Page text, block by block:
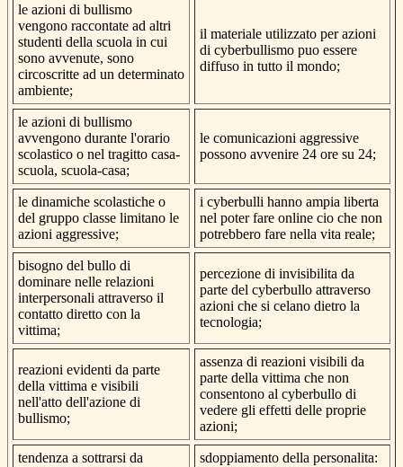
le azioni di bullismo
vengono raccontate ad altri
studenti della scuola in cui
sono avvenute, sono
circoscritte ad un determinato
ambiente;
il materiale utilizzato per azioni
di cyberbullismo puo essere
diffuso in tutto il mondo;
le azioni di bullismo
avvengono durante l'orario
scolastico o nel tragitto casa-
scuola, scuola-casa;
le comunicazioni aggressive
possono avvenire 24 ore su 24;
le dinamiche scolastiche o
del gruppo classe limitano le
azioni aggressive;
i cyberbulli hanno ampia liberta
nel poter fare online cio che non
potrebbero fare nella vita reale;
bisogno del bullo di
dominare nelle relazioni
interpersonali attraverso il
contatto diretto con la
vittima;
percezione di invisibilita da
parte del cyberbullo attraverso
azioni che si celano dietro la
tecnologia;
reazioni evidenti da parte
della vittima e visibili
nell'atto dell'azione di
bullismo;
assenza di reazioni visibili da
parte della vittima che non
consentono al cyberbullo di
vedere gli effetti delle proprie
azioni;
tendenza a sottrarsi da
sdoppiamento della personalita: